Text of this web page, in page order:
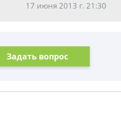
17 июня 2013 г. 21:30
Задать вопрос